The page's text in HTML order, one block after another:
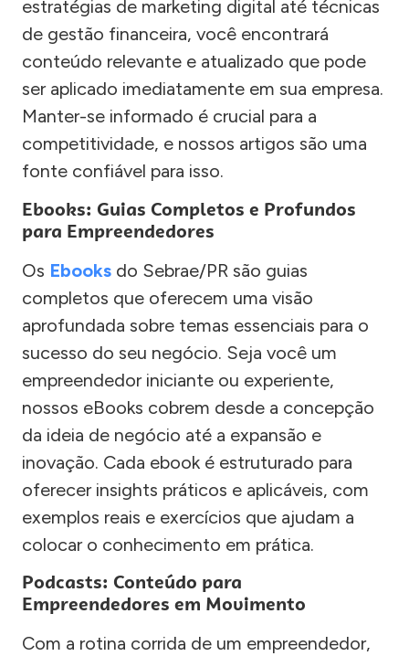
estratégias de marketing digital até técnicas
de gestão financeira, você encontrará
conteúdo relevante e atualizado que pode
ser aplicado imediatamente em sua empresa.
Manter-se informado é crucial para a
competitividade, e nossos artigos são uma
fonte confiável para isso.
Ebooks: Guias Completos e Profundos
para Empreendedores
Os Ebooks do Sebrae/PR são guias
completos que oferecem uma visão
aprofundada sobre temas essenciais para o
sucesso do seu negócio. Seja você um
empreendedor iniciante ou experiente,
nossos eBooks cobrem desde a concepção
da ideia de negócio até a expansão e
inovação. Cada ebook é estruturado para
oferecer insights práticos e aplicáveis, com
exemplos reais e exercícios que ajudam a
colocar o conhecimento em prática.
Podcasts: Conteúdo para
Empreendedores em Movimento
Com a rotina corrida de um empreendedor,